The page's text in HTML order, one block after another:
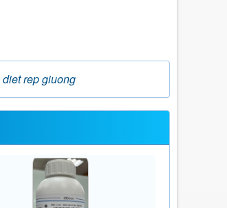
diet rep giuong